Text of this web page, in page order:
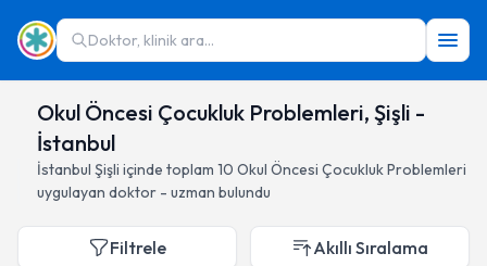
Doktor, klinik ara...
Okul Öncesi Çocukluk Problemleri, Şişli -
İstanbul
İstanbul Şişli içinde toplam 10 Okul Öncesi Çocukluk Problemleri
uygulayan doktor - uzman bulundu
Filtrele Akıllı Sıralama